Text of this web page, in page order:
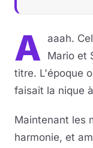
A aaah.
Mario et
titre. L'époque
faisait la nique
Maintenant les
harmonie, et